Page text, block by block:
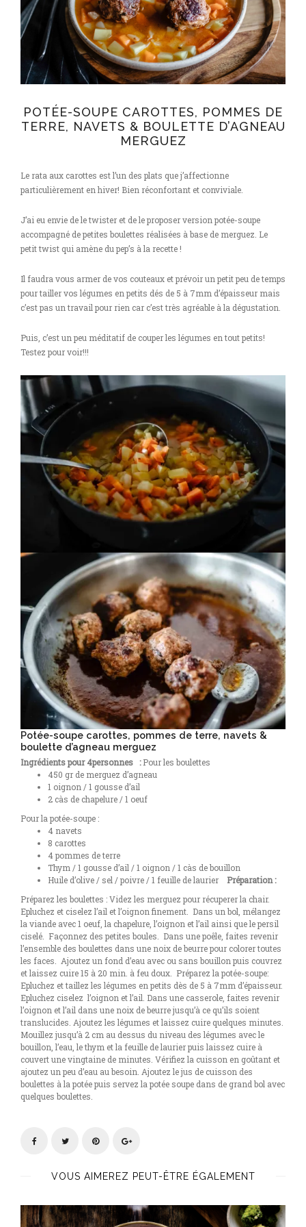
POTÉE-SOUPE CAROTTES, POMMES DE
TERRE, NAVETS & BOULETTE D’AGNEAU
MERGUEZ
Le rata aux carottes est l’un des plats que j’affectionne
particulièrement en hiver! Bien réconfortant et conviviale.
J’ai eu envie de le twister et de le proposer version potée-soupe
accompagné de petites boulettes réalisées à base de merguez. Le
petit twist qui amène du pep’s à la recette !
Il faudra vous armer de vos couteaux et prévoir un petit peu de temps
pour tailler vos légumes en petits dés de 5 à 7mm d’épaisseur mais
c’est pas un travail pour rien car c’est très agréable à la dégustation.
Puis, c’est un peu méditatif de couper les légumes en tout petits!
Testez pour voir!!!
Potée-soupe carottes, pommes de terre, navets &
boulette d’agneau merguez
Ingrédients pour 4personnes :Pour les boulettes
450 gr de merguez d’agneau
1 oignon / 1 gousse d’ail
2 càs de chapelure / 1 oeuf
Pour la potée-soupe :
4 navets
8 carottes
4 pommes de terre
Thym / 1 gousse d’ail / 1 oignon / 1 càs de bouillon
Huile d’olive / sel / poivre / 1 feuille de laurier
Préparation :
Préparez les boulettes : Videz les merguez pour récuperer la chair.
Epluchez et ciselez l’ail et l’oignon finement.
Dans un bol, mélangez
la viande avec 1 oeuf, la chapelure, l’oignon et l’ail ainsi que le persil
ciselé.
Façonnez des petites boules.
Dans une poêle, faites revenir
l’ensemble des boulettes dans une noix de beurre pour colorer toutes
les faces.
Ajoutez un fond d’eau avec ou sans bouillon puis couvrez
et laissez cuire 15 à 20 min. à feu doux.
Préparez la potée-soupe:
Epluchez et taillez les légumes en petits dès de 5 à 7mm d’épaisseur.
Epluchez ciselez l’oignon et l’ail. Dans une casserole, faites revenir
l’oignon et l’ail dans une noix de beurre jusqu’à ce qu’ils soient
translucides. Ajoutez les légumes et laissez cuire quelques minutes.
Mouillez jusqu’à 2 cm au dessus du niveau des légumes avec le
bouillon, l’eau, le thym et la feuille de laurier puis laissez cuire à
couvert une vingtaine de minutes. Vérifiez la cuisson en goûtant et
ajoutez un peu d’eau au besoin. Ajoutez le jus de cuisson des
boulettes à la potée puis servez la potée soupe dans de grand bol avec
quelques boulettes.
VOUS AIMEREZ PEUT-ÊTRE ÉGALEMENT